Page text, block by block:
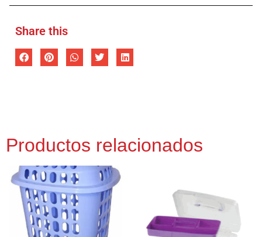
Share this
Productos relacionados